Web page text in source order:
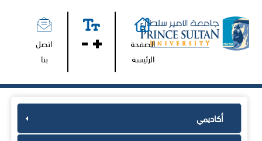
الصفحة
الرئيسة
اتصل
بنا
أكاديمي